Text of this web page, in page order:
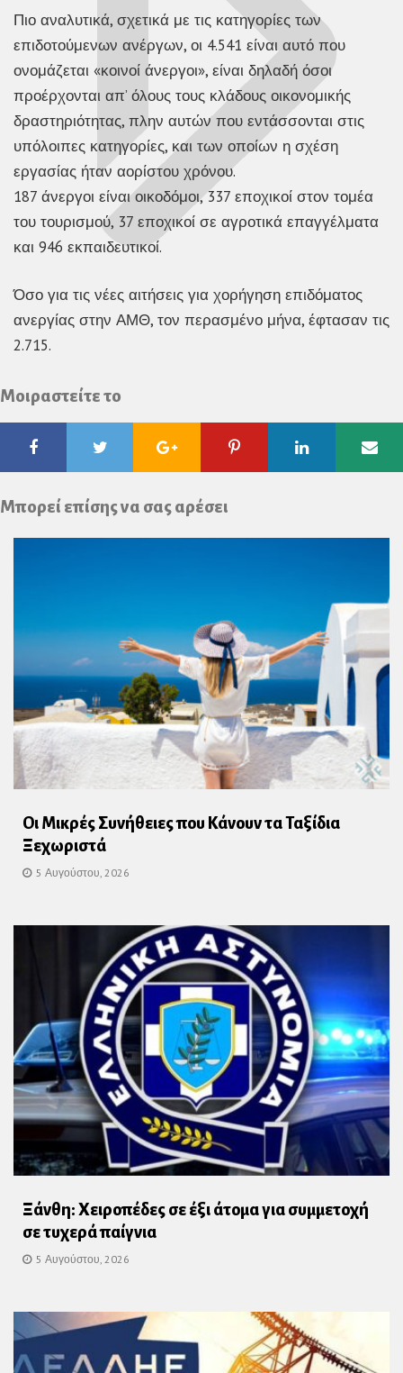
Πιο αναλυτικά, σχετικά με τις κατηγορίες των
επιδοτούμενων ανέργων, οι 4.541 είναι αυτό που
ονομάζεται «κοινοί άνεργοι», είναι δηλαδή όσοι
προέρχονται απ’ όλους τους κλάδους οικονομικής
δραστηριότητας, πλην αυτών που εντάσσονται στις
υπόλοιπες κατηγορίες, και των οποίων η σχέση
εργασίας ήταν αορίστου χρόνου.
187 άνεργοι είναι οικοδόμοι, 337 εποχικοί στον τομέα
του τουρισμού, 37 εποχικοί σε αγροτικά επαγγέλματα
και 946 εκπαιδευτικοί.
Όσο για τις νέες αιτήσεις για χορήγηση επιδόματος
ανεργίας στην ΑΜΘ, τον περασμένο μήνα, έφτασαν τις
2.715.
Μοιραστείτε το
FacebookTwitter Google
Plus
Pinterest Linkedin
Μπορεί επίσης να σας αρέσει
Οι Μικρές Συνήθειες που Κάνουν τα Ταξίδια
Ξεχωριστά
5 Αυγούστου, 2026
Ξάνθη: Χειροπέδες σε έξι άτομα για συμμετοχή
σε τυχερά παίγνια
5 Αυγούστου, 2026